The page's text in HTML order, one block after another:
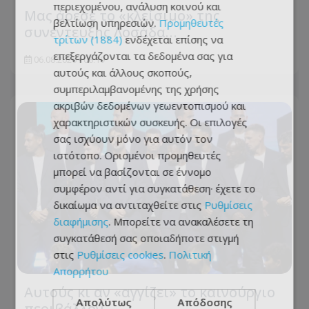
Μας άρεσε το «κλείσιμο» της
συνέντευξης Λοσάδα…
06.08.2026 - 08:19
Αυτούς κι αν «αγγίζει» το καινούργιο
περιεχομένου, ανάλυση κοινού και
βελτίωση υπηρεσιών. Προμηθευτές
τρίτων (1884) ενδέχεται επίσης να
επεξεργάζονται τα δεδομένα σας για
αυτούς και άλλους σκοπούς,
συμπεριλαμβανομένης της χρήσης
ακριβών δεδομένων γεωεντοπισμού και
χαρακτηριστικών συσκευής. Οι επιλογές
σας ισχύουν μόνο για αυτόν τον
ιστότοπο. Ορισμένοι προμηθευτές
μπορεί να βασίζονται σε έννομο
συμφέρον αντί για συγκατάθεση· έχετε το
δικαίωμα να αντιταχθείτε στις Ρυθμίσεις
διαφήμισης. Μπορείτε να ανακαλέσετε τη
συγκατάθεσή σας οποιαδήποτε στιγμή
στις Ρυθμίσεις cookies. Πολιτική
Απορρήτου
Απολύτως
Απόδοσης